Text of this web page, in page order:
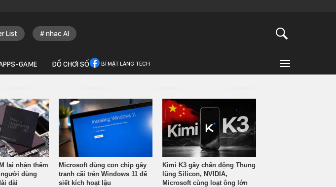
List nhạc AI
GAME ĐỒ CHƠI SỐ BÍ MẬT LÀNG TECH
lại nhận thêm
dùng
dài
Microsoft dùng con chip gây
tranh cãi trên Windows 11 để
siết kích hoạt lậu
Kimi K3 gây chấn động Thung
lũng Silicon, NVIDIA,
Microsoft cùng loạt ông lớn